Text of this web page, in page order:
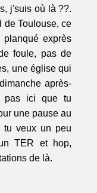
j'suis où là ??.
de Toulouse, ce
exprès
foule, pas de
une église qui
après-
pas ici que tu
une pause au
tu veux un peu
TER et hop,
de là.